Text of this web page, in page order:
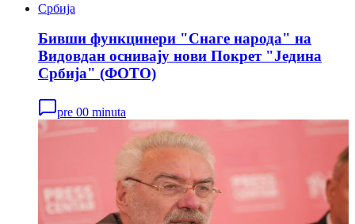
Србија
Бивши функцинери "Снаге народа" на
Видовдан оснивају нови Покрет "Једина
Србија" (ФОТО)
pre 00 minuta